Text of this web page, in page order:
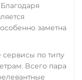
заметна
сервисы по типу
Всего пара